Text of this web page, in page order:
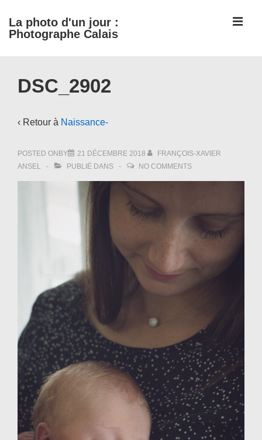
passer
au
La photo d'un jour :
Photographe Calais
Navigation
DSC_2902
‹ Retour à Naissance-
POSTED ONBY 21 DÉCEMBRE 2018
FRANÇOIS-XAVIER
ANSEL
PUBLIÉ DANS NO COMMENTS